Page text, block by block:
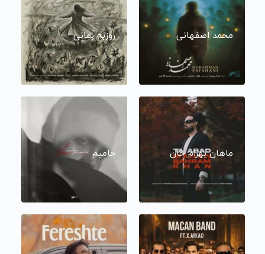
محمد اصفهانی روزبه بمانی
ماهان بهرام خان حامیم